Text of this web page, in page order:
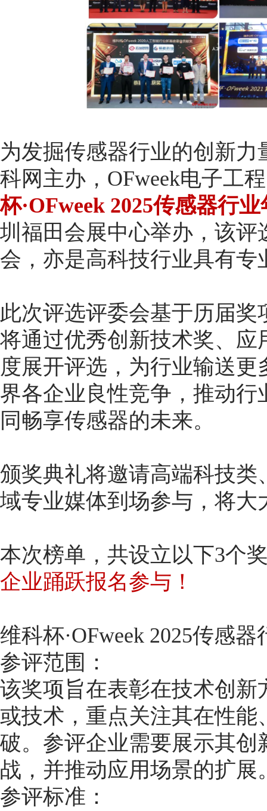
为发掘传感器行业的创新力
科网主办，OFweek电子工
杯·OFweek 2025传感器行
圳福田会展中心举办，该
会，亦是高科技行业具有
此次评选评委会基于历届
将通过优秀创新技术奖、
度展开评选，为行业输送
界各企业良性竞争，推动
同畅享传感器的未来。
颁奖典礼将邀请高端科技
域专业媒体到场参与，将
本次榜单，共设立以下3个
企业踊跃报名参与！
维科杯·OFweek 2025传感
参评范围：
该奖项旨在表彰在技术创
或技术，重点关注其在性
破。参评企业需要展示其
战，并推动应用场景的扩展
参评标准：